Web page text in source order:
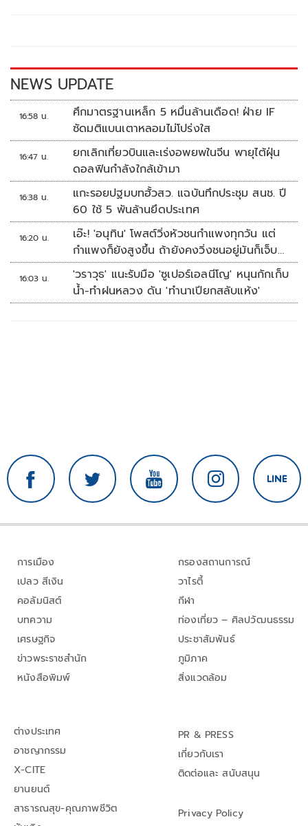
k k
NEWS UPDATE
16:58 น.
ศึกมาตรฐานเหล็ก 5 หมื่นล้านเดือด! ฝ่าย IF
ซัดมติแบนเตาหลอมไม่โปร่งใส
16:47 น.
ยกเลิกเที่ยวบินและเร่งอพยพในจีน พายุไต้ฝุ่น
ดอลฟินกำลังใกล้เข้ามา
16:38 น.
แกะรอยปฐมบทฮั้วสว. แฉบันทึกประชุม สนช. ปี
60 ใช้ 5 พันล้านยึดประเทศ
16:20 น.
เอ๊ะ! 'อนุทิน' โพสต์วิ่งหัวชนกำแพงทุกวัน แต่
กำแพงก็ยังสูงขึ้น ถ้ายังคงวิ่งชนอยู่มันก็เจ็บ
หัวอีก
16:03 น.
'วราวุธ' แนะรับมือ 'ซูเปอร์เอลนีโญ' หนุนกักเก็บ
น้ำ-ทำฝนหลวง ดัน 'ทำนาเปียกสลับแห้ง'
การเมือง
เปลว สีเงิน
คอลัมนิสต์
บทความ
เศรษฐกิจ
ข่าวพระราชสำนัก
หนังสือพิมพ์
กรองสถานการณ์
วาไรตี้
กีฬา
ท่องเที่ยว – ศิลปวัฒนธรรม
ประชาสัมพันธ์
ภูมิภาค
สิ่งแวดล้อม
ต่างประเทศ
อาชญากรรม
X-CITE
ยานยนต์
สาธารณสุข-คุณภาพชีวิต
PR & PRESS
เกี่ยวกับเรา
ติดต่อและ สนับสนุน
Privacy Policy